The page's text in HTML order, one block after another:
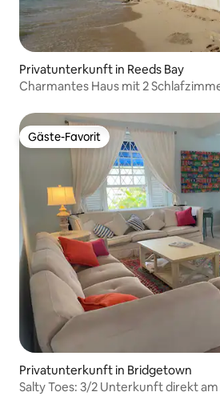
Privatunterkunft in Reeds Bay
Charmantes Haus mit 2
Gäste-Favorit
Gäste-Favorit
Privatunterkunft in Bridgetown
Salty Toes: 3/2 Unterkunft direkt